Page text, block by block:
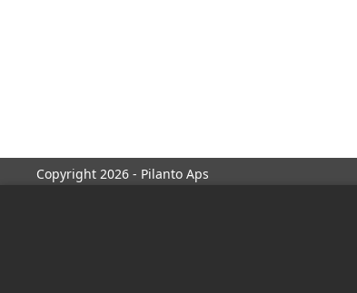
Copyright 2026 - Pilanto Aps